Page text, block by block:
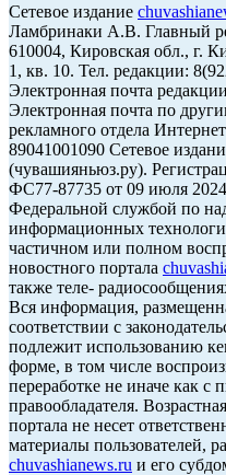
Сетевое издание
Ламбринаки А.В. Главный
610004, Кировская обл., г.
1, кв. 10. Тел. редакции:
Электронная почта
Электронная почта по
рекламного отдела
89041001090 Сетевое
(чувашияньюз.ру).
ФС77-87735 от 09 июля 2024
Федеральной службой по
информационных
частичном или полном
новостного портала
также теле-
Вся информация,
соответствии с
подлежит использованию
форме, в том числе
переработке не иначе как с
правообладателя.
портала не несет
материалы пользователей,
chuvashianews.ru и его